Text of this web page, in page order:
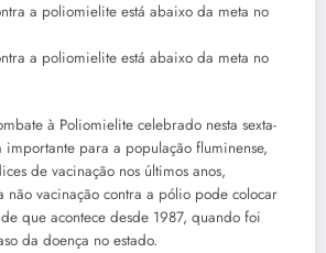
à Poliomielite celebrado nesta sexta-
para a população fluminense,
de vacinação nos últimos anos,
não vacinação contra a pólio pode colocar
que acontece desde 1987, quando foi
da doença no estado.